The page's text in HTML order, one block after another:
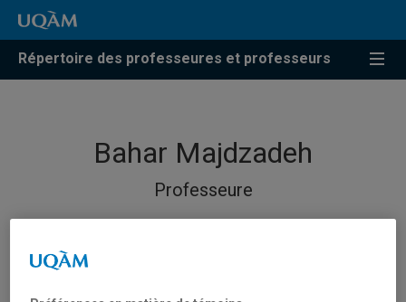
Répertoire des professeures et professeurs
Bahar Majdzadeh
Professeure